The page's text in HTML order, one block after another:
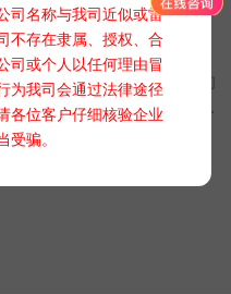
司名称与我司近似或雷
不存在隶属、授权、合
司或个人以任何理由冒
为我司会通过法律途径
各位客户仔细核验企业
骗。
感器 TBB-2L
。其设计精巧，采用先进的
定性。这款传感器都能以出
场景提供强大的数据支持。